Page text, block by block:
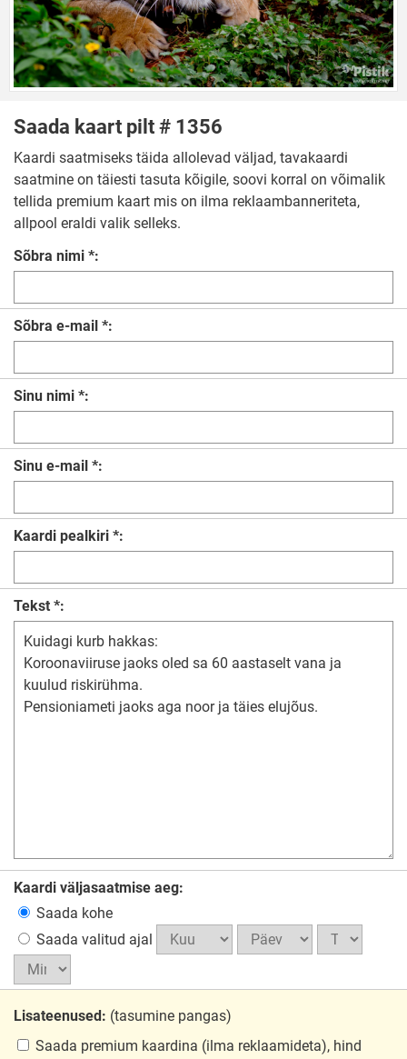
Saada kaart pilt # 1356
Kaardi saatmiseks täida allolevad väljad, tavakaardi
saatmine on täiesti tasuta kõigile, soovi korral on võimalik
tellida premium kaart mis on ilma reklaambanneriteta,
allpool eraldi valik selleks.
Sõbra nimi *:
Sõbra e-mail *:
Sinu nimi *:
Sinu e-mail *:
Kaardi pealkiri *:
Tekst *:
Kaardi väljasaatmise aeg:
Saada kohe
Saada valitud ajal
Lisateenused: (tasumine pangas)
Saada premium kaardina (ilma reklaamideta), hind